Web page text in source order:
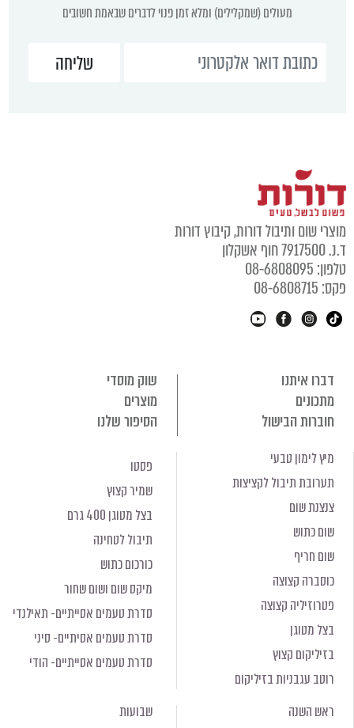
מעולים (שמקלילים) ומלא זמן פנוי לדברים שבאמת חשובים
מוצרי שום ותיבול דורות, קיבוץ דורות
ד.נ. 7917500 חוף אשקלון
טלפון: 08-6808095
פקס: 08-6808715
דברו איתנו
שוק מוסדי
מתכונים
מוצרים
חוברות הבישול
הסיפור שלנו
מיץ לימון טבעי
תערובת תיבול לקציצות
צנצנת שום
שום כתוש
שום חריף
כוסברה קצוצה
פטרוזיליה קצוצה
בצל מטוגן
בזיליקום קצוץ
רוטב עגבניות בזיליקום
פסטו
שמיר קצוץ
בצל מטוגן 400 גרם
תיבול לטחינה
כורכום כתוש
מיקס שום ושום שחור
סדרת טעמים אסייתיים- תאילנדי
סדרת טעמים אסיתיים- סיני
סדרת טעמים אסייתיים- הודי
ראש השנה
שבועות